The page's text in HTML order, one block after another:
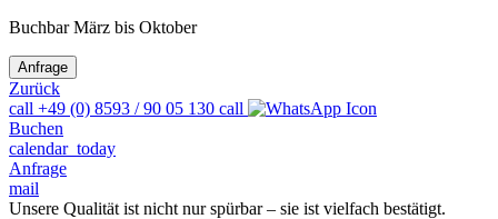
Buchbar März bis Oktober
Zurück
call +49 (0) 8593 / 90 05 130 call
Buchen
calendar_today
Anfrage
mail
Unsere Qualität ist nicht nur spürbar – sie ist vielfach bestätigt.